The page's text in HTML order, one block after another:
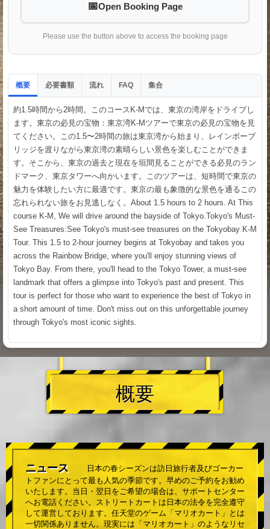
Open Booking Page
Please use the button above to access the booking page
概要 必要書類 流れ FAQ 集合
約1.5時間から2時間。このコースK-Mでは、東京の湾岸をドライブし
ます。東京の必見の宝物：東京湾K-Mツアーで東京の必見の宝物を見
てください。この1.5〜2時間の旅は東京湾から始まり、レインボーブ
リッジを渡りながら東京湾の素晴らしい景色を楽しむことができま
す。そこから、東京の過去と現在を垣間見ることができる必見のラン
ドマーク、東京タワーへ向かいます。このツアーは、短時間で東京の
魅力を体験したい方に最適です。東京の最も象徴的な景色を通るこの
忘れられない旅をお見逃しなく。About 1.5 hours to 2 hours. At This
course K-M, We will drive around the bayside of Tokyo.Tokyo's Must-
See Treasures:See Tokyo's must-see treasures on the Tokyobay K-M
Tour. This 1.5 to 2-hour journey begins at Tokyobay and takes you
across the Rainbow Bridge, where you'll enjoy stunning views of
Tokyo Bay. From there, you'll head to the Tokyo Tower, a must-see
landmark that offers a glimpse into Tokyo's past and present. This
tour is perfect for those who want to experience the best of Tokyo in
a short amount of time. Don't miss out on this unforgettable journey
through Tokyo's most iconic sights.
概要
ニュース
日本の春シーズンは訪日旅行者及びゴーカー
トファンにとって最も人気の季節です。早めのご予約をお勧め
いたします。当日・翌日をご希望の場合は、サポートセンター
へお電話ください。ストリートカートは日本の法令を完全遵守
して運営しております。任天堂のゲーム「マリオカート」とは
一切関係ありません。現実には「マリオカート」のようなリセ